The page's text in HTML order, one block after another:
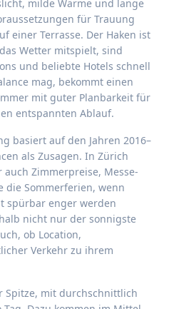
milde Wärme und lange
für Trauung
einer Terrasse. Der Haken ist
Wetter mitspielt, sind
und beliebte Hotels schnell
mag, bekommt einen
mit guter Planbarkeit für
entspannten Ablauf.
basiert auf den Jahren 2016–
als Zusagen. In Zürich
Zimmerpreise, Messe-
die Sommerferien, wenn
spürbar enger werden
nicht nur der sonnigste
ob Location,
Verkehr zu ihrem
Spitze, mit durchschnittlich